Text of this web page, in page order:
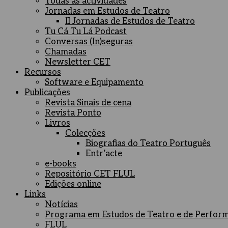
Jornadas em Estudos de Teatro
II Jornadas de Estudos de Teatro
Tu Cá Tu Lá Podcast
Conversas (In)seguras
Chamadas
Newsletter CET
Recursos
Software e Equipamento
Publicações
Revista Sinais de cena
Revista Ponto
Livros
Colecções
Biografias do Teatro Português
Entr’acte
e-books
Repositório CET FLUL
Edições online
Links
Notícias
Programa em Estudos de Teatro e de
FLUL